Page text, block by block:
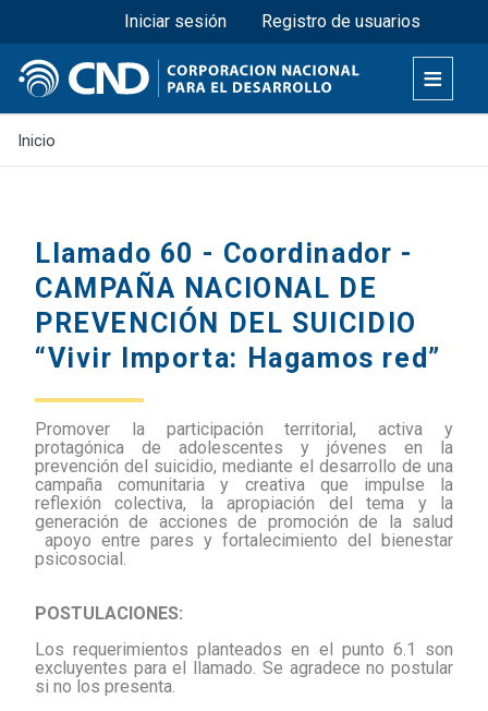
Pasar
al
contenido
principal
Menú superior
Iniciar sesión Registro de usuarios
Inicio
Llamado 60 - Coordinador -
CAMPAÑA NACIONAL DE
PREVENCIÓN DEL SUICIDIO
“Vivir Importa: Hagamos red”
Promover la participación territorial, activa y
protagónica de adolescentes y jóvenes en la
prevención del suicidio, mediante el desarrollo de una
campaña comunitaria y creativa que impulse la
reflexión colectiva, la apropiación del tema y la
generación de acciones de promoción de la salud
apoyo entre pares y fortalecimiento del bienestar
psicosocial.
POSTULACIONES:
Los requerimientos planteados en el punto 6.1 son
excluyentes para el llamado. Se agradece no postular
si no los presenta.